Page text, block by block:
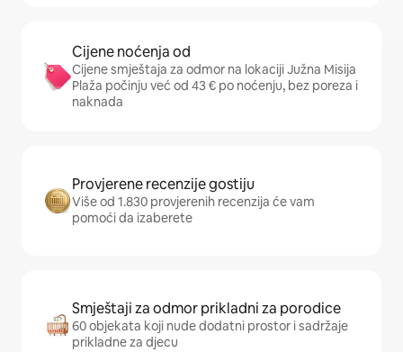
Cijene noćenja od
Cijene smještaja za odmor na lokaciji Južna Misija
Plaža počinju već od 43 € po noćenju, bez poreza i
naknada
Provjerene recenzije gostiju
Više od 1.830 provjerenih recenzija će vam
pomoći da izaberete
Smještaji za odmor prikladni za porodice
60 objekata koji nude dodatni prostor i sadržaje
prikladne za djecu